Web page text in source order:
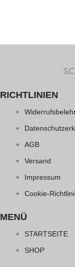
RICHTLINIEN
AGB
Versand
Impressum
Cookie-
MENÜ
STARTSEITE
SHOP